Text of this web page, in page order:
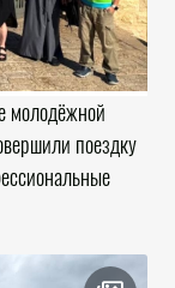
молодёжной
поездку